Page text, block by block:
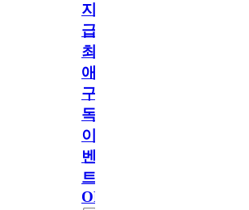
지
급!
최
애
구
독
이
벤
트
OPEN!